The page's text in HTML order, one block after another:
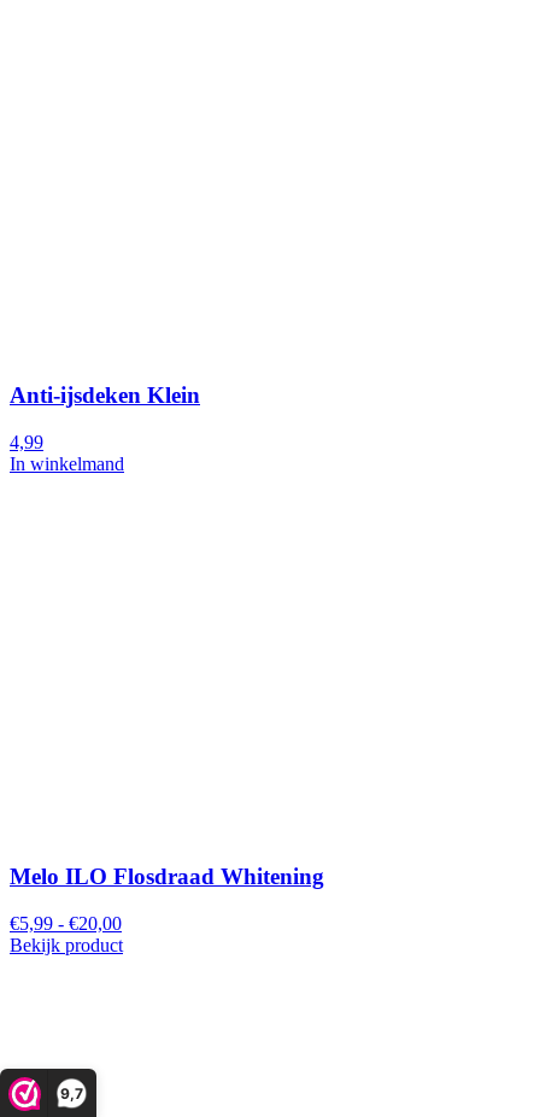
9,7
Anti-ijsdeken Klein
4,99
In winkelmand
Melo ILO Flosdraad Whitening
€5,99 - €20,00
Bekijk product